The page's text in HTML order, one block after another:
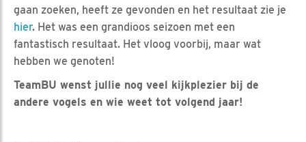
gaan zoeken, heeft ze gevonden en het resultaat zie je
hier. Het was een grandioos seizoen met een
fantastisch resultaat. Het vloog voorbij, maar wat
hebben we genoten!
TeamBU wenst jullie nog veel kijkplezier bij de
andere vogels en wie weet tot volgend jaar!